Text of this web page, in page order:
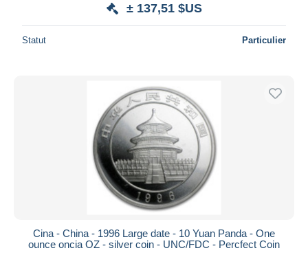
± 137,51 $US
Statut Particulier
Cina - China - 1996 Large date - 10 Yuan Panda - One
ounce oncia OZ - silver coin - UNC/FDC - Percfect Coin